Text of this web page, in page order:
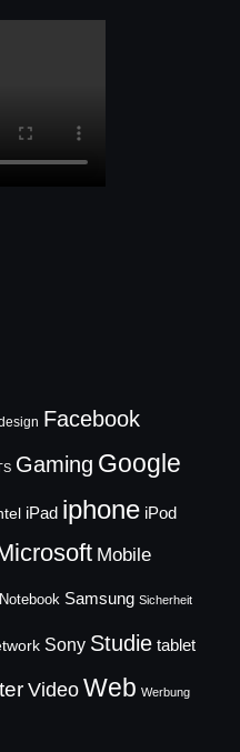
Facebook
Gaming Google
iPad iphone iPod
Mobile
Notebook Samsung Sicherheit
Sony Studie tablet
Video Web Werbung